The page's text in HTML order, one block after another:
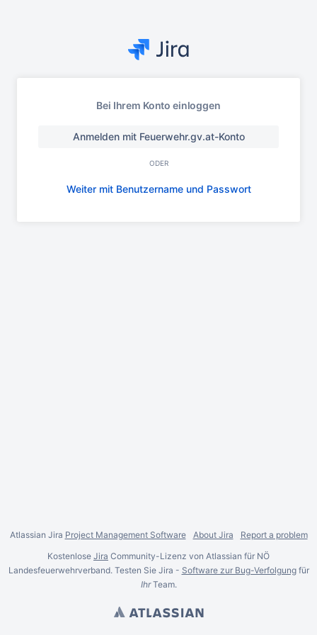
Bei Ihrem Konto einloggen
Anmelden mit Feuerwehr.gv.at-Konto
ODER
Weiter mit Benutzername und Passwort
Atlassian Jira Project Management Software About Jira
Report a problem
Kostenlose Jira Community-Lizenz von Atlassian für NÖ
Landesfeuerwehrverband. Testen Sie Jira - Software zur Bug-Verfolgungfür
IhrTeam.